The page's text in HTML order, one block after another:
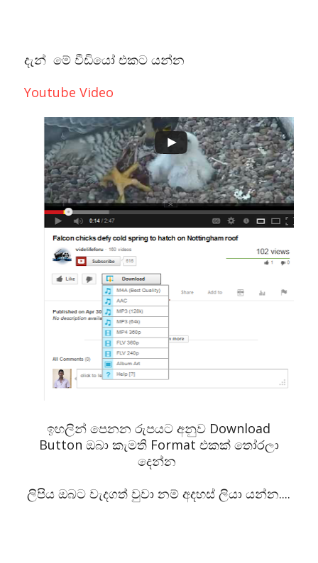
දැන් මේ වීඩියෝ එකට යන්න
Youtube Video
ඉහලින් පෙනන රුපයට අනුව Download
Button ඔබා කැමති Format එකක් තෝරලා
දෙන්න
ලිපිය ඔබට වැදගත් වුවා නම් අදහස් ලියා යන්න....